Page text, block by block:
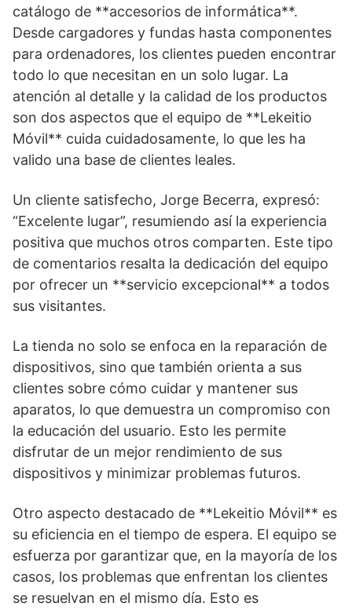
catálogo de **accesorios de informática**.
Desde cargadores y fundas hasta componentes
para ordenadores, los clientes pueden encontrar
todo lo que necesitan en un solo lugar. La
atención al detalle y la calidad de los productos
son dos aspectos que el equipo de **Lekeitio
Móvil** cuida cuidadosamente, lo que les ha
valido una base de clientes leales.
Un cliente satisfecho, Jorge Becerra, expresó:
“Excelente lugar”, resumiendo así la experiencia
positiva que muchos otros comparten. Este tipo
de comentarios resalta la dedicación del equipo
por ofrecer un **servicio excepcional** a todos
sus visitantes.
La tienda no solo se enfoca en la reparación de
dispositivos, sino que también orienta a sus
clientes sobre cómo cuidar y mantener sus
aparatos, lo que demuestra un compromiso con
la educación del usuario. Esto les permite
disfrutar de un mejor rendimiento de sus
dispositivos y minimizar problemas futuros.
Otro aspecto destacado de **Lekeitio Móvil** es
su eficiencia en el tiempo de espera. El equipo se
esfuerza por garantizar que, en la mayoría de los
casos, los problemas que enfrentan los clientes
se resuelvan en el mismo día. Esto es